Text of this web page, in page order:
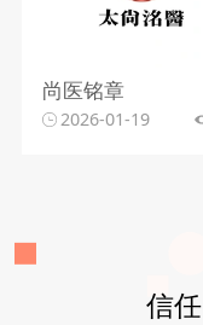
尚医铭章
2026-01-19
信